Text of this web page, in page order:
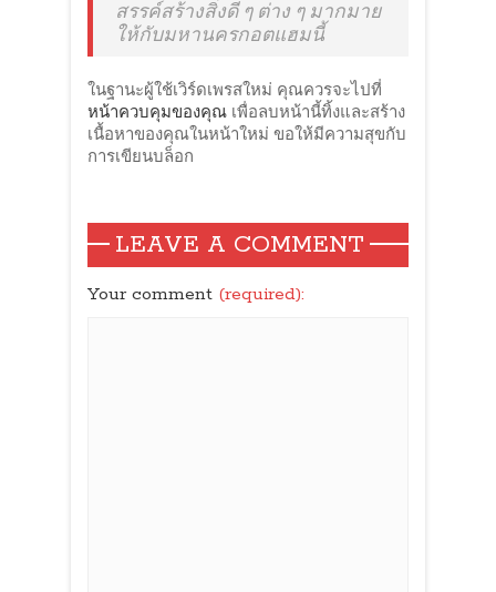
สรรค์สร้างสิ่งดี ๆ ต่าง ๆ มากมาย
ให้กับมหานครกอตแฮมนี้
ในฐานะผู้ใช้เวิร์ดเพรสใหม่ คุณควรจะไปที่
หน้าควบคุมของคุณ เพื่อลบหน้านี้ทิ้งและสร้าง
เนื้อหาของคุณในหน้าใหม่ ขอให้มีความสุขกับ
การเขียนบล็อก
LEAVE A COMMENT
Your comment (required):